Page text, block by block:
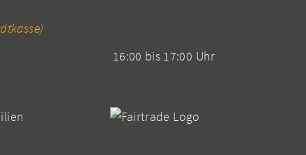
16:00 bis 17:00 Uhr